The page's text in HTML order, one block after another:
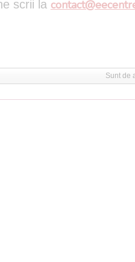
scrii la
Sunt de